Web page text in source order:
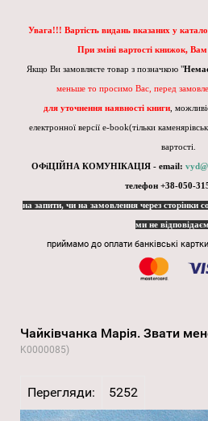
Увага!!! Вартість видань вказаних у
При зміні вартості книжок,
Якщо Ви замовляєте товар з позначкою "
меньше то просимо Вас, перед
для уточнення наявності книги ,
електронної версії e-book(тільки
вартості.
ОФіЦІЙНА КОМУНІКАЦІЯ - email:
телефон +38-050-
на запити, чи на замовлення через сторінки
ми не
приймамо до оплати банківські
Чайківчанка Марія. Звати
K0000085)
Перегляди: 5252